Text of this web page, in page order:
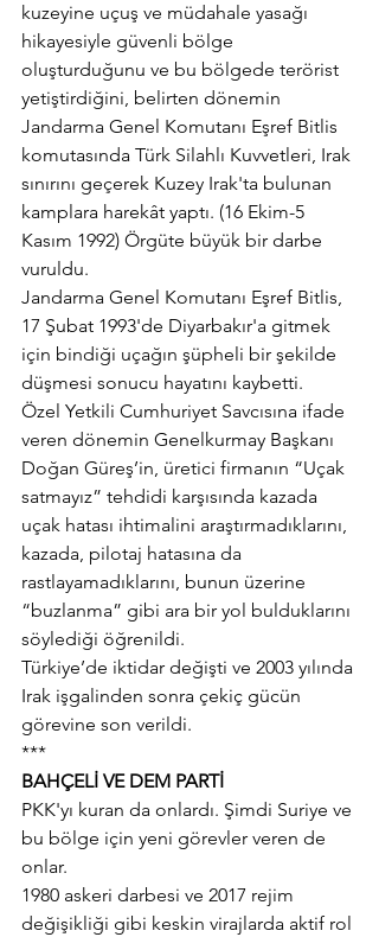
kuzeyine uçuş ve müdahale yasağı
hikayesiyle güvenli bölge
oluşturduğunu ve bu bölgede terörist
yetiştirdiğini, belirten dönemin
Jandarma Genel Komutanı Eşref Bitlis
komutasında Türk Silahlı Kuvvetleri, Irak
sınırını geçerek Kuzey Irak'ta bulunan
kamplara harekât yaptı. (16 Ekim-5
Kasım 1992) Örgüte büyük bir darbe
vuruldu.
Jandarma Genel Komutanı Eşref Bitlis,
17 Şubat 1993'de Diyarbakır'a gitmek
için bindiği uçağın şüpheli bir şekilde
düşmesi sonucu hayatını kaybetti.
Özel Yetkili Cumhuriyet Savcısına ifade
veren dönemin Genelkurmay Başkanı
Doğan Güreş’in, üretici firmanın “Uçak
satmayız” tehdidi karşısında kazada
uçak hatası ihtimalini araştırmadıklarını,
kazada, pilotaj hatasına da
rastlayamadıklarını, bunun üzerine
“buzlanma” gibi ara bir yol bulduklarını
söylediği öğrenildi.
Türkiye’de iktidar değişti ve 2003 yılında
Irak işgalinden sonra çekiç gücün
görevine son verildi.
***
BAHÇELİ VE DEM PARTİ
PKK'yı kuran da onlardı. Şimdi Suriye ve
bu bölge için yeni görevler veren de
onlar.
1980 askeri darbesi ve 2017 rejim
değişikliği gibi keskin virajlarda aktif rol